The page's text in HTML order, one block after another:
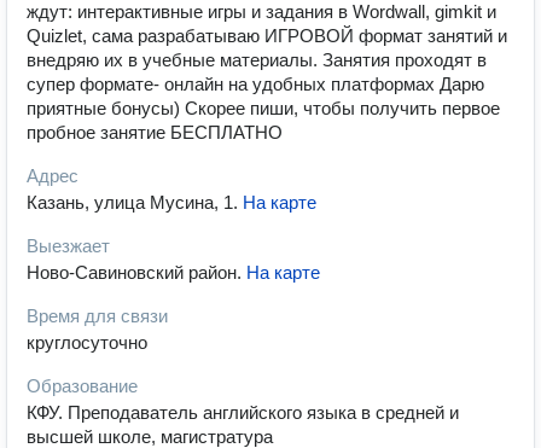
ждут: интерактивные игры и задания в Wordwall, gimkit и
Quizlet, сама разрабатываю ИГРОВОЙ формат занятий и
внедряю их в учебные материалы. Занятия проходят в
супер формате- онлайн на удобных платформах Дарю
приятные бонусы) Скорее пиши, чтобы получить первое
пробное занятие БЕСПЛАТНО
Адрес
Казань, улица Мусина, 1. На карте
Выезжает
Ново-Савиновский район. На карте
Время для связи
круглосуточно
Образование
КФУ. Преподаватель английского языка в средней и
высшей школе, магистратура